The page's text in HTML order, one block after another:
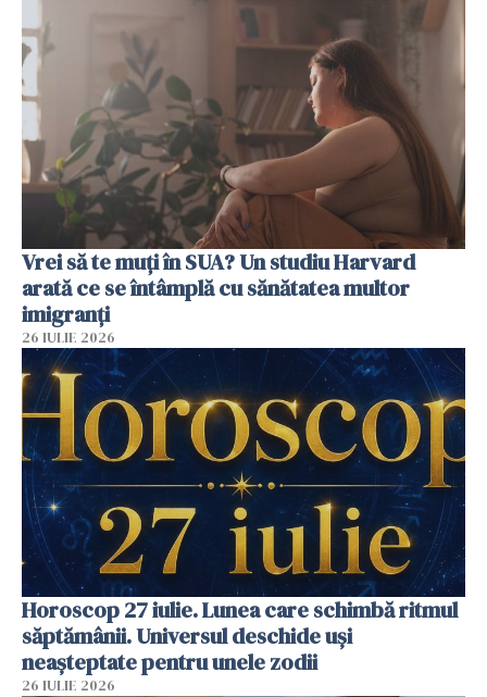
Vrei să te muți în SUA? Un studiu Harvard
arată ce se întâmplă cu sănătatea multor
imigranți
26 IULIE 2026
Horoscop 27 iulie. Lunea care schimbă ritmul
săptămânii. Universul deschide uși
neașteptate pentru unele zodii
26 IULIE 2026